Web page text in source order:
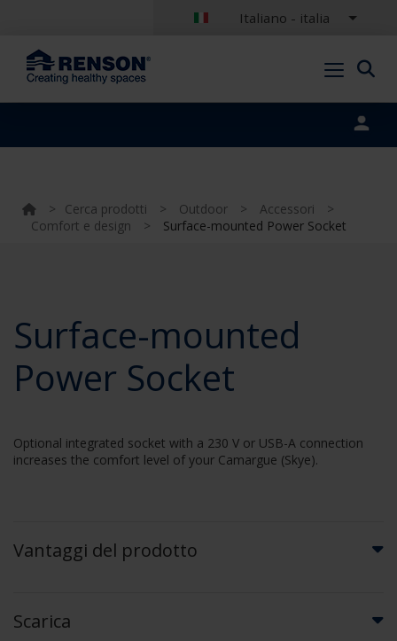
Italiano - italia
> Cerca prodotti > Outdoor > Accessori
>
Comfort e design
> Surface-mounted Power Socket
Surface-mounted
Power Socket
Optional integrated socket with a 230 V or USB-A connection
increases the comfort level of your Camargue (Skye).
Vantaggi del prodotto
Scarica